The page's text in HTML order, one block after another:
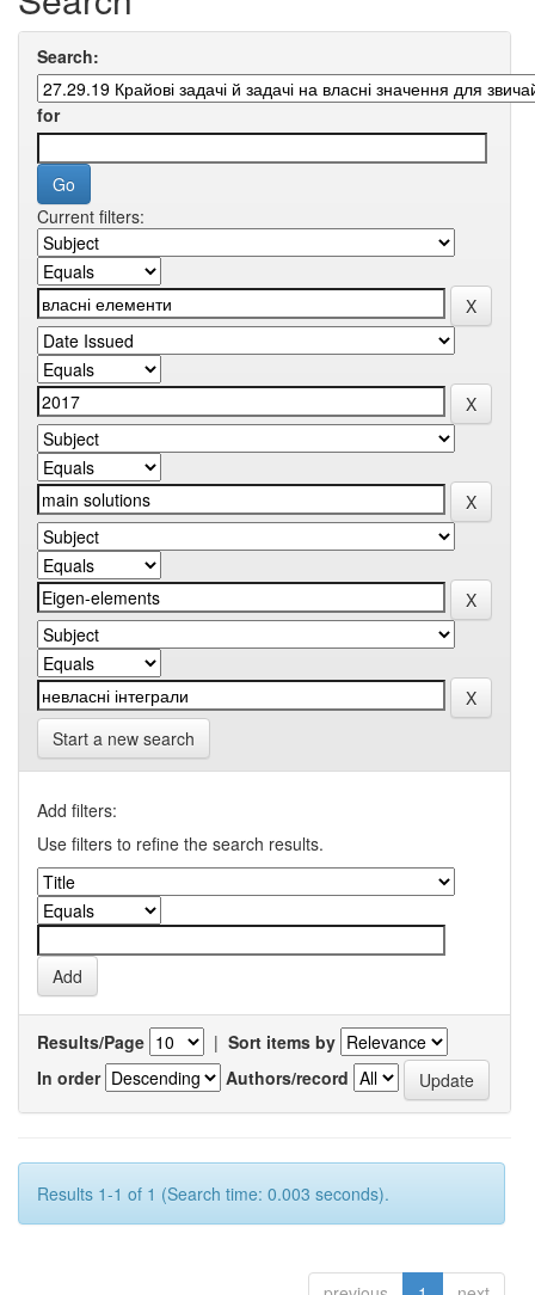
Search:
for
Current filters:
Start a new search
Add filters:
Use filters to refine the search results.
Results/Page | Sort items by
In order
Authors/record
Results 1-1 of 1 (Search time: 0.003 seconds).